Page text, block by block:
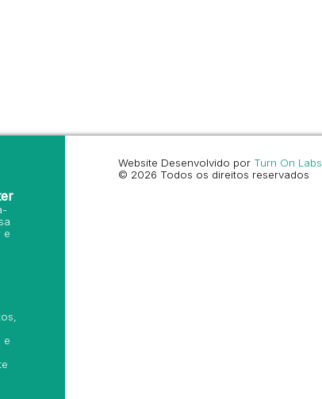
e
e
Website Desenvolvido por Turn On Labs
© 2026 Todos os direitos reservados